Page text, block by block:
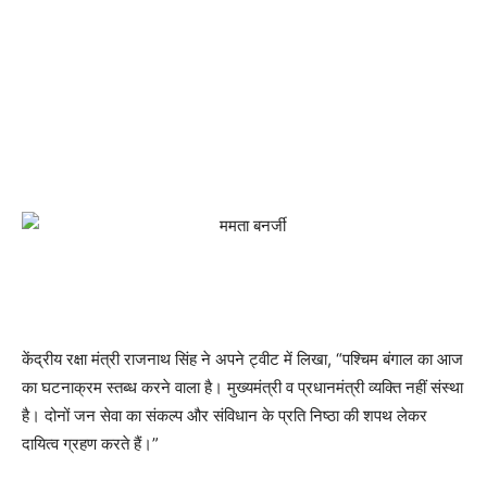
केंद्रीय रक्षा मंत्री राजनाथ सिंह ने अपने ट्वीट में लिखा, “पश्चिम बंगाल का आज
का घटनाक्रम स्तब्ध करने वाला है। मुख्यमंत्री व प्रधानमंत्री व्यक्ति नहीं संस्था
है। दोनों जन सेवा का संकल्प और संविधान के प्रति निष्ठा की शपथ लेकर
दायित्व ग्रहण करते हैं।”